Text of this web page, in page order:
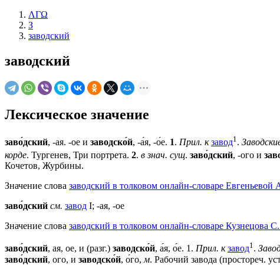
ΛΓΩ
З
заводский
заводский
Лексическое значение
заво́дский, -ая. -ое и заводско́й, -а́я, -о́е. 1. Прил. к завод1 .
корде. Тургенев, Три портрета. 2. в знач. сущ. заво́дский, -ого и
Кочетов, Журбины.
Значение слова заводский в толковом онлайн-словаре Евгеньевой
заво́дский см. завод I; -ая, -ое
Значение слова заводский в толковом онлайн-словаре Кузнецова
заво́дский, ая, ое, и (разг.) заводско́й, а́я, о́е. 1. Прил. к завод1.
заво́дский, ого, и заводско́й, о́го, м. Рабочий завода (простореч.